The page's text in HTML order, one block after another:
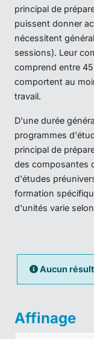
principal de
puissent donner
nécessitent
sessions). Leur
comprend entre
comportent au
travail.
D'une durée
programmes
principal de
des composantes
d'études
formation
d'unités varie
Aucun
Affinage